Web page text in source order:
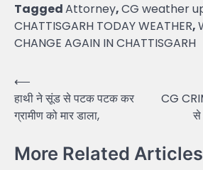
TaggedAttorney,CG weather
CHATTISGARH TODAY WEATHER,
CHANGE AGAIN IN CHATTISGARH
Post
navigation
⟵
हाथी ने सूंड से पटक पटक कर
ग्रामीण को मार डाला,
CG
से
More Related Articles